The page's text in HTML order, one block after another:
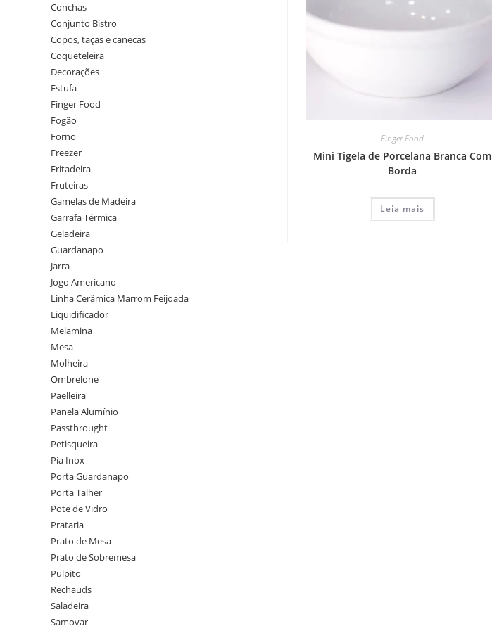
Finger Food
Mini Tigela de Porcelana Branca Com
Borda
Leia mais
Conchas
Conjunto Bistro
Copos, taças e canecas
Coqueteleira
Decorações
Estufa
Finger Food
Fogão
Forno
Freezer
Fritadeira
Fruteiras
Gamelas de Madeira
Garrafa Térmica
Geladeira
Guardanapo
Jarra
Jogo Americano
Linha Cerâmica Marrom Feijoada
Liquidificador
Melamina
Mesa
Molheira
Ombrelone
Paelleira
Panela Alumínio
Passthrought
Petisqueira
Pia Inox
Porta Guardanapo
Porta Talher
Pote de Vidro
Prataria
Prato de Mesa
Prato de Sobremesa
Pulpito
Rechauds
Saladeira
Samovar